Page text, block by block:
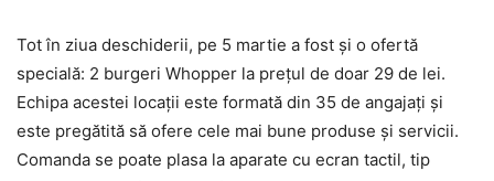
Tot în ziua deschiderii, pe 5 martie a fost şi o ofertă
specială: 2 burgeri Whopper la preţul de doar 29 de lei.
Echipa acestei locaţii este formată din 35 de angajaţi şi
este pregătită să ofere cele mai bune produse şi servicii.
Comanda se poate plasa la aparate cu ecran tactil, tip